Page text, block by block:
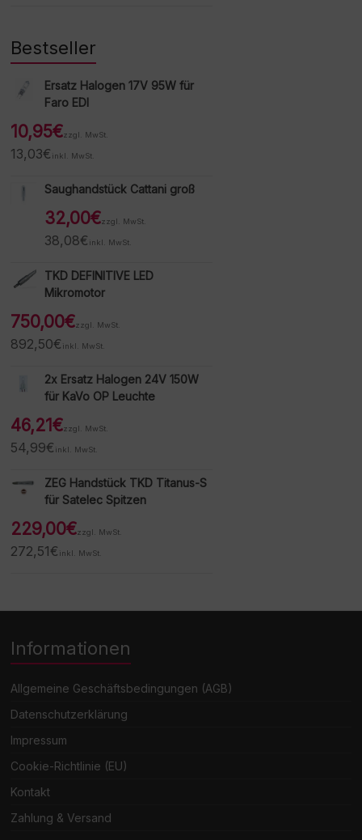
Bestseller
Ersatz Halogen 17V 95W für
Faro EDI
10,95€zzgl. MwSt.
13,03€ inkl. MwSt.
Saughandstück Cattani groß
32,00€zzgl. MwSt.
38,08€ inkl. MwSt.
TKD DEFINITIVE LED
Mikromotor
750,00€zzgl. MwSt.
892,50€ inkl. MwSt.
2x Ersatz Halogen 24V 150W
für KaVo OP Leuchte
46,21€zzgl. MwSt.
54,99€ inkl. MwSt.
ZEG Handstück TKD Titanus-S
für Satelec Spitzen
229,00€zzgl. MwSt.
272,51€ inkl. MwSt.
Informationen
Allgemeine Geschäftsbedingungen (AGB)
Datenschutzerklärung
Impressum
Cookie-Richtlinie (EU)
Kontakt
Zahlung & Versand